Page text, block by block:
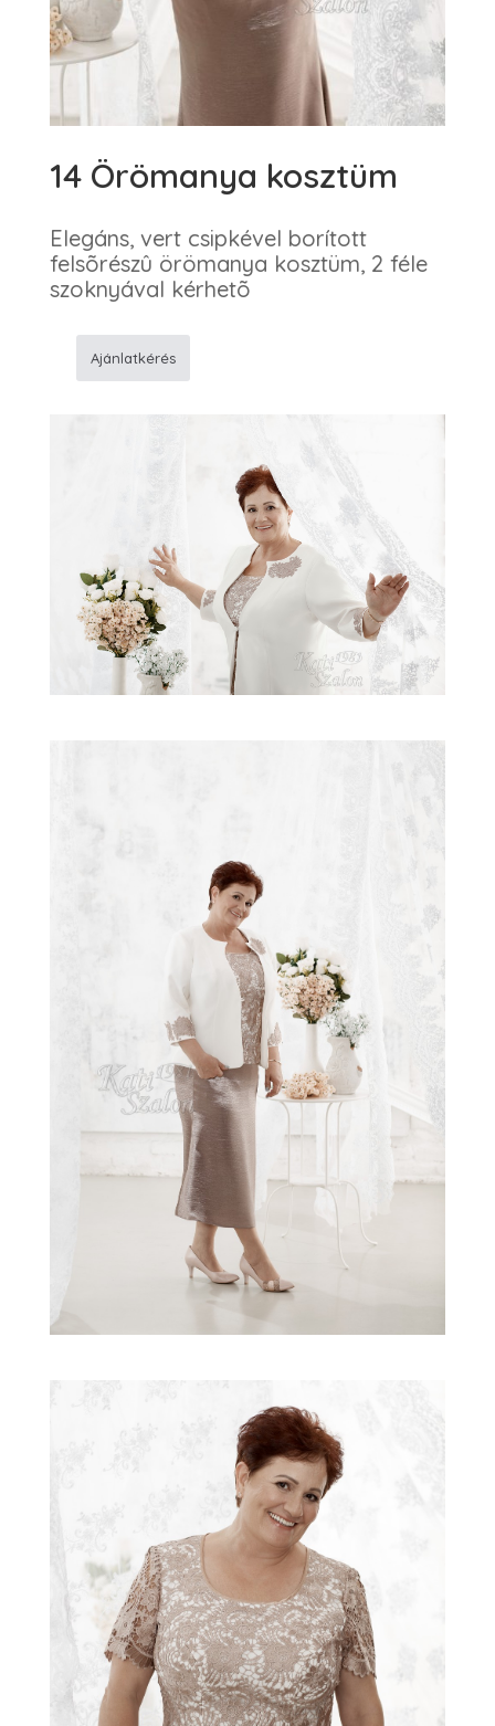
14 Örömanya kosztüm
Elegáns, vert csipkével borított
felsõrészû örömanya kosztüm, 2 féle
szoknyával kérhetõ
kosztüm
Ajánlatkérés